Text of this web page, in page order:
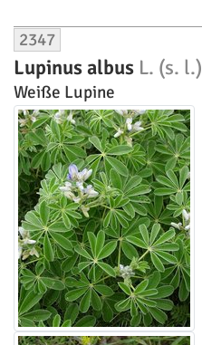
2347
Lupinus albus L. (s. l.)
Weiße Lupine